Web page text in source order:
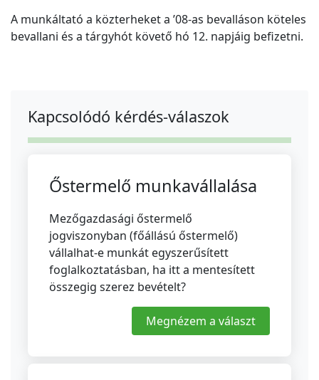
A munkáltató a közterheket a ’08-as bevalláson köteles
bevallani és a tárgyhót követő hó 12. napjáig befizetni.
Kapcsolódó kérdés-válaszok
Őstermelő munkavállalása
Mezőgazdasági őstermelő
jogviszonyban (főállású őstermelő)
vállalhat-e munkát egyszerűsített
foglalkoztatásban, ha itt a mentesített
összegig szerez bevételt?
Megnézem a választ